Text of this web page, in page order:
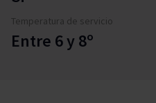
Temperatura de servicio
Entre 6 y 8º